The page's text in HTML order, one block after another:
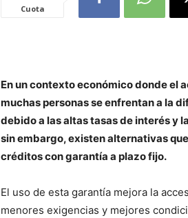
Cuota
En un contexto económico donde el
muchas personas se enfrentan a la
debido a las altas tasas de interés y
sin embargo, existen alternativas
créditos con garantía a plazo fijo.
El uso de esta garantía mejora la
menores exigencias y mejores